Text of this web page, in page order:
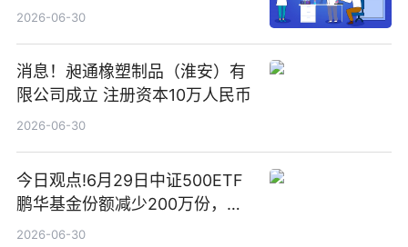
2026-06-30
消息！昶通橡塑制品（淮安）有
限公司成立 注册资本10万人民币
2026-06-30
今日观点!6月29日中证500ETF
鹏华基金份额减少200万份，重
仓股亨通光电、赤峰黄金、佰维
2026-06-30